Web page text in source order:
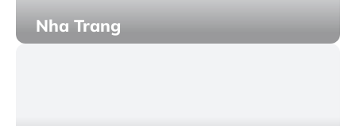
Nha Trang